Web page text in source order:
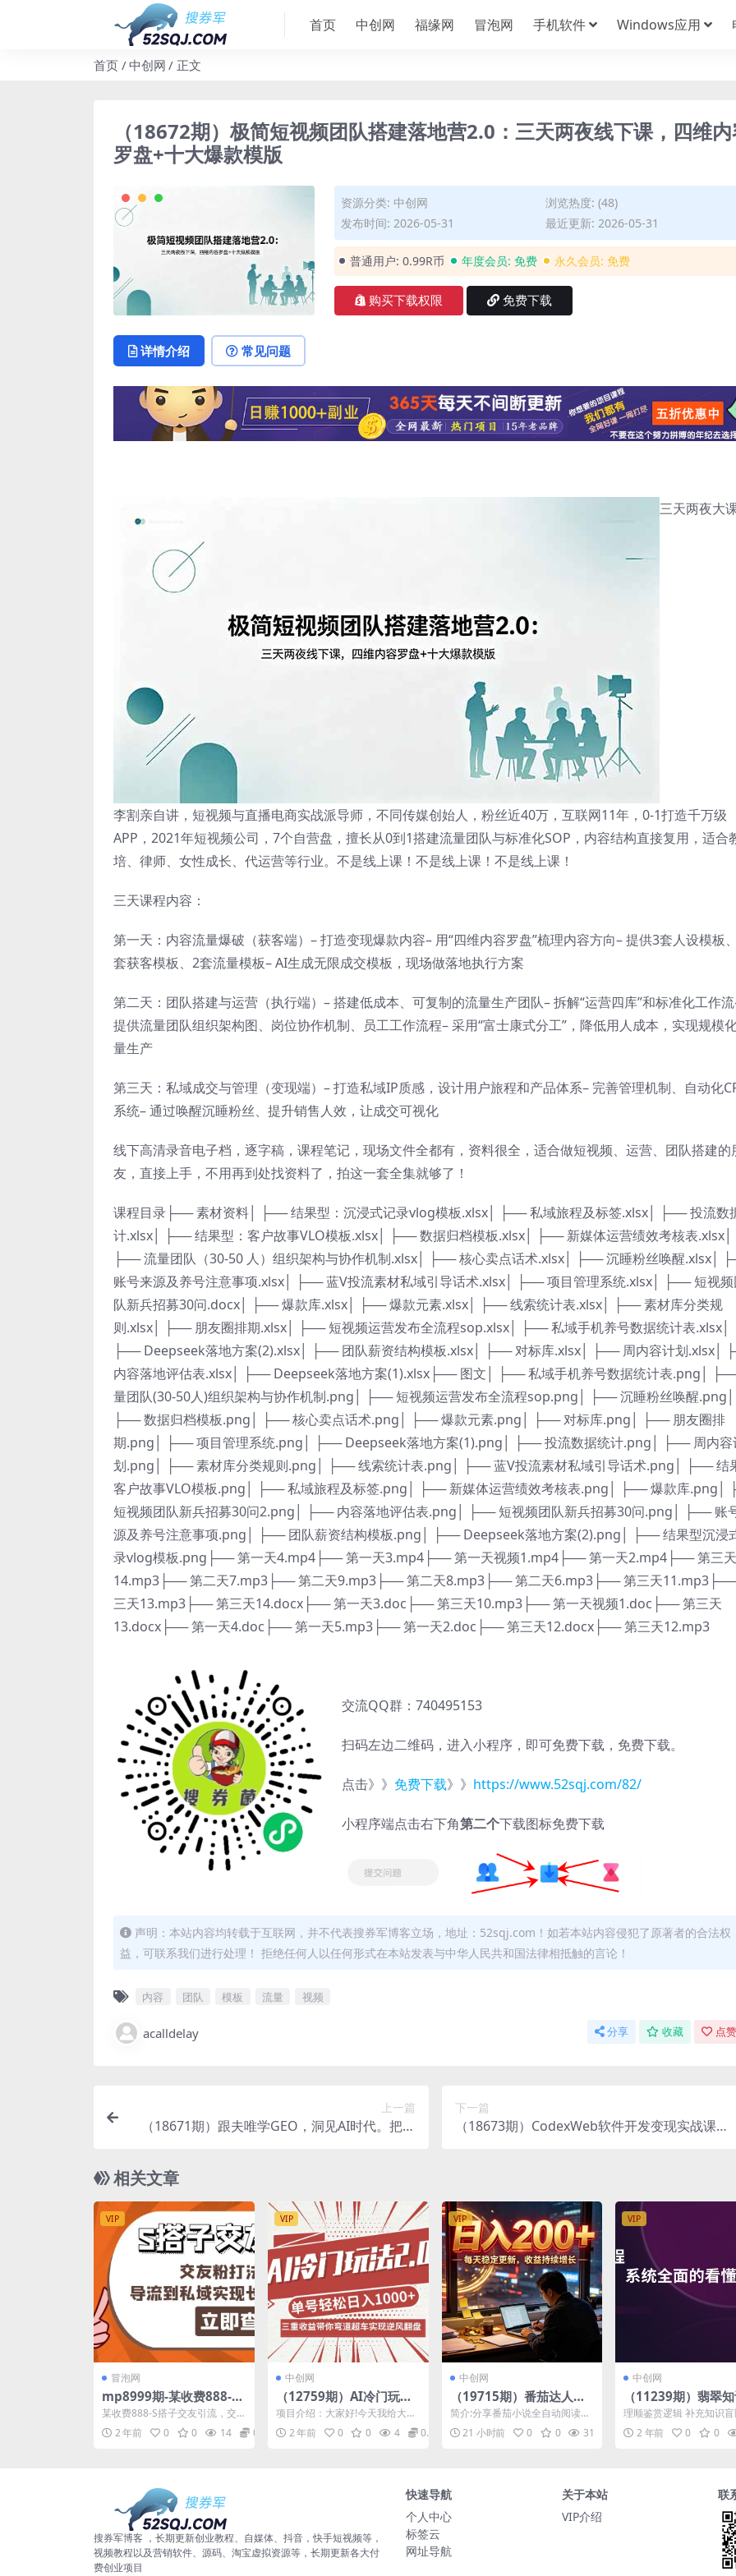
首页 中创网 福缘网 冒泡网 手机软件 Windows应用
首页 中创网 正文
（18672期）极简短视频团队搭建落地营2.0：三天两夜线下课，四维
罗盘+十大爆款模版
资源分类: 中创网
浏览热度: (48)
发布时间: 2026-05-31
最近更新: 2026-05-31
普通用户: 0.99R币 年度会员: 免费 永久会员: 免费
购买下载权限 免费下载
详情介绍 常见问题
三天两夜大
李割亲自讲，短视频与直播电商实战派导师，不同传媒创始人，粉丝近40万，互联网11年，0-1打造千万级
APP，2021年短视频公司，7个自营盘，擅长从0到1搭建流量团队与标准化SOP，内容结构直接复用，适合
培、律师、女性成长、代运营等行业。不是线上课！不是线上课！不是线上课！
三天课程内容：
第一天：内容流量爆破（获客端）– 打造变现爆款内容– 用“四维内容罗盘”梳理内容方向– 提供3套人设模板
套获客模板、2套流量模板– AI生成无限成交模板，现场做落地执行方案
第二天：团队搭建与运营（执行端）– 搭建低成本、可复制的流量生产团队– 拆解“运营四库”和标准化工作
提供流量团队组织架构图、岗位协作机制、员工工作流程– 采用“富士康式分工”，降低用人成本，实现规模
量生产
第三天：私域成交与管理（变现端）– 打造私域IP质感，设计用户旅程和产品体系– 完善管理机制、自动化
系统– 通过唤醒沉睡粉丝、提升销售人效，让成交可视化
线下高清录音电子档，逐字稿，课程笔记，现场文件全都有，资料很全，适合做短视频、运营、团队搭建的
友，直接上手，不用再到处找资料了，拍这一套全集就够了！
课程目录├── 素材资料│ ├── 结果型：沉浸式记录vlog模板.xlsx│ ├── 私域旅程及标签.xlsx│ ├── 投流数
计.xlsx│ ├── 结果型：客户故事VLO模板.xlsx│ ├── 数据归档模板.xlsx│ ├── 新媒体运营绩效考核表.xlsx│
├── 流量团队（30-50 人）组织架构与协作机制.xlsx│ ├── 核心卖点话术.xlsx│ ├── 沉睡粉丝唤醒.xlsx│
账号来源及养号注意事项.xlsx│ ├── 蓝V投流素材私域引导话术.xlsx│ ├── 项目管理系统.xlsx│ ├── 短视频
队新兵招募30问.docx│ ├── 爆款库.xlsx│ ├── 爆款元素.xlsx│ ├── 线索统计表.xlsx│ ├── 素材库分类规
则.xlsx│ ├── 朋友圈排期.xlsx│ ├── 短视频运营发布全流程sop.xlsx│ ├── 私域手机养号数据统计表.xlsx│
├── Deepseek落地方案(2).xlsx│ ├── 团队薪资结构模板.xlsx│ ├── 对标库.xlsx│ ├── 周内容计划.xlsx│
内容落地评估表.xlsx│ ├── Deepseek落地方案(1).xlsx├── 图文│ ├── 私域手机养号数据统计表.png│
量团队(30-50人)组织架构与协作机制.png│ ├── 短视频运营发布全流程sop.png│ ├── 沉睡粉丝唤醒.png│
├── 数据归档模板.png│ ├── 核心卖点话术.png│ ├── 爆款元素.png│ ├── 对标库.png│ ├── 朋友圈排
期.png│ ├── 项目管理系统.png│ ├── Deepseek落地方案(1).png│ ├── 投流数据统计.png│ ├── 周内容
划.png│ ├── 素材库分类规则.png│ ├── 线索统计表.png│ ├── 蓝V投流素材私域引导话术.png│ ├── 结
客户故事VLO模板.png│ ├── 私域旅程及标签.png│ ├── 新媒体运营绩效考核表.png│ ├── 爆款库.png│
短视频团队新兵招募30问2.png│ ├── 内容落地评估表.png│ ├── 短视频团队新兵招募30问.png│ ├── 账
源及养号注意事项.png│ ├── 团队薪资结构模板.png│ ├── Deepseek落地方案(2).png│ ├── 结果型沉浸
录vlog模板.png├── 第一天4.mp4├── 第一天3.mp4├── 第一天视频1.mp4├── 第一天2.mp4├── 第三天
14.mp3├── 第二天7.mp3├── 第二天9.mp3├── 第二天8.mp3├── 第二天6.mp3├── 第三天
三天13.mp3├── 第三天14.docx├── 第一天3.doc├── 第三天10.mp3├── 第一天视频1.doc├── 第三天
13.docx├── 第一天4.doc├── 第一天5.mp3├── 第一天2.doc├── 第三天12.docx├── 第三天12.mp3
交流QQ群：740495153
扫码左边二维码，进入小程序，即可免费下载，免费下载。
点击》》 免费下载》》 https://www.52sqj.com/82/
小程序端点击右下角第二个下载图标免费下载
声明：本站内容均转载于互联网，并不代表搜券军博客立场，地址：52sqj.com！如若本站内容侵犯了原著者的合法权
益，可联系我们进行处理！ 拒绝任何人以任何形式在本站发表与中华人民共和国法律相抵触的言论！
内容 团队 模板 流量 视频
acalldelay 分享 收藏 点
上一篇
（18671期）跟夫唯学GEO，洞见AI时代。把复
下一篇
（18673期）CodexWeb软件开发变现实战课：
相关文章
VIP
冒泡网
mp8999期-某收费888-S
搭子交友引流，交友粉打
法 sop，导流到私域实现
长期稳定盈利
某收费888-S搭子交友引流，交
友粉打法 sop，导流到私域实现
长期稳定盈利 无...
2 年前 0 0 14 0.99
VIP
中创网
（12759期）AI冷门玩法
2.0升级版，分成收益+带
货+收徒弟，多种变相方
式，日入1000+…
项目介绍：大家好!今天我给大家
分享一个比较冷门的一个赛道，
通过A!工具视频，实现...
2 年前 0 0 4 0.99
VIP
中创网
（19715期）番茄达人变
现新玩法，全自动运行 每
日300+
简介:分享番茄小说全自动阅读副
业玩法，无需手动翻页操作，设
备后台自动完成阅读任务...
21 小时前 0 0 31 0.99
VIP
中创网
（11239期）翡翠
程，用宝石眼光，系
面的看懂翡翠（22
理顺鉴赏逻辑 补充知识盲
少走弯路 辨别真假好坏
内容◆ 俗话说黄...
2 年前 0 0
搜券军博客 ，长期更新创业教程、自媒体、抖音，快手短视频等，
视频教程以及营销软件、源码、淘宝虚拟资源等，长期更新各大付
费创业项目
快速导航
个人中心
标签云
网址导航
关于本站
VIP介绍
联